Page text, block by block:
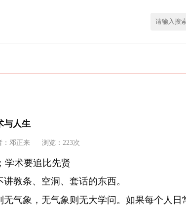
与人生
：邓正来 浏览：223次
学术要追比先贤
教条、空洞、套话的东西。
气象，无气象则无大学问。如果每个人日